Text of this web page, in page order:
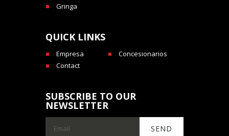
Gringa
QUICK LINKS
Empresa
Concesionarios
Contact
SUBSCRIBE TO OUR
NEWSLETTER